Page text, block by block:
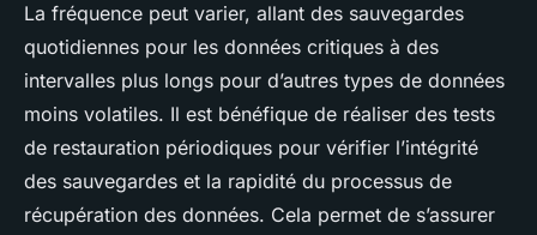
La fréquence peut varier, allant des sauvegardes
quotidiennes pour les données critiques à des
intervalles plus longs pour d’autres types de données
moins volatiles. Il est bénéfique de réaliser des tests
de restauration périodiques pour vérifier l’intégrité
des sauvegardes et la rapidité du processus de
récupération des données. Cela permet de s’assurer